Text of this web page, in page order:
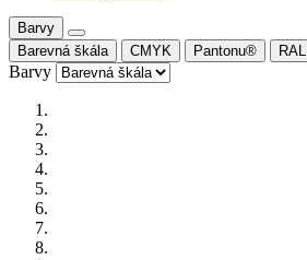
Barvy
Barevná škála
CMYK Pantonu® RAL
Barvy